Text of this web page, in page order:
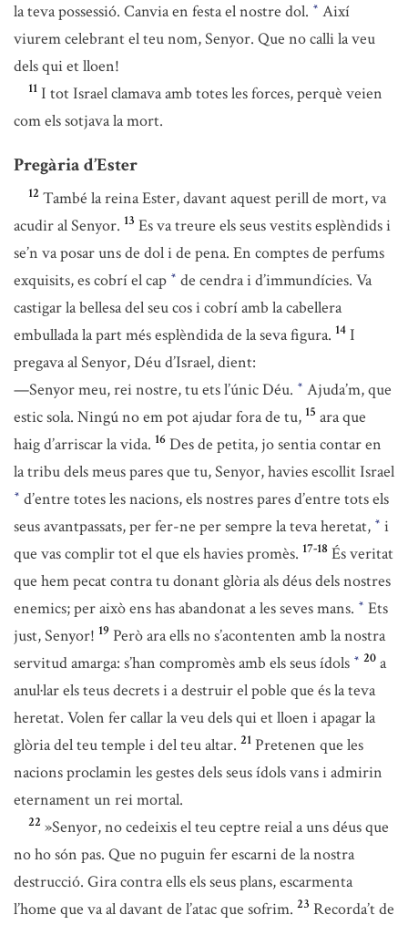
la teva possessió. Canvia en festa el nostre dol. * Així
viurem celebrant el teu nom, Senyor. Que no calli la veu
dels qui et lloen!
11 I tot Israel clamava amb totes les forces, perquè veien
com els sotjava la mort.
Pregària d’Ester
12 També la reina Ester, davant aquest perill de mort, va
acudir al Senyor. 13 Es va treure els seus vestits esplèndids i
se’n va posar uns de dol i de pena. En comptes de perfums
exquisits, es cobrí el cap * de cendra i d’immundícies. Va
castigar la bellesa del seu cos i cobrí amb la cabellera
embullada la part més esplèndida de la seva figura. 14 I
pregava al Senyor, Déu d’Israel, dient:
—Senyor meu, rei nostre, tu ets l’únic Déu. * Ajuda’m, que
estic sola. Ningú no em pot ajudar fora de tu, 15 ara que
haig d’arriscar la vida. 16 Des de petita, jo sentia contar en
la tribu dels meus pares que tu, Senyor, havies escollit Israel
* d’entre totes les nacions, els nostres pares d’entre tots els
seus avantpassats, per fer-ne per sempre la teva heretat, * i
que vas complir tot el que els havies promès. 17-18 És veritat
que hem pecat contra tu donant glòria als déus dels nostres
enemics; per això ens has abandonat a les seves mans. * Ets
just, Senyor! 19 Però ara ells no s’acontenten amb la nostra
servitud amarga: s’han compromès amb els seus ídols * 20 a
anul·lar els teus decrets i a destruir el poble que és la teva
heretat. Volen fer callar la veu dels qui et lloen i apagar la
glòria del teu temple i del teu altar. 21 Pretenen que les
nacions proclamin les gestes dels seus ídols vans i admirin
eternament un rei mortal.
22 »Senyor, no cedeixis el teu ceptre reial a uns déus que
no ho són pas. Que no puguin fer escarni de la nostra
destrucció. Gira contra ells els seus plans, escarmenta
l’home que va al davant de l’atac que sofrim. 23 Recorda’t de